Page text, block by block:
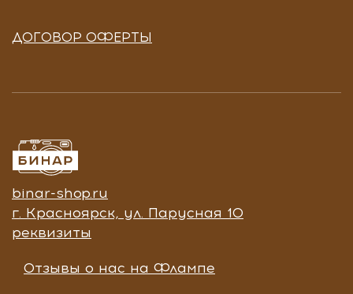
ДОГОВОР ОФЕРТЫ
binar-shop.ru
г. Красноярск, ул. Парусная 10
реквизиты
Отзывы о нас на Флампе